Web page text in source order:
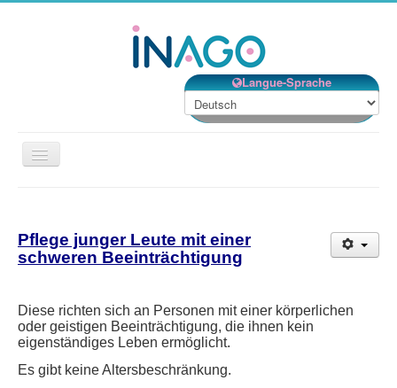
Langue-Sprache
Navigation
an/aus
Unsere Dienstleistungen
Ehrenamt
Kontakt
Jobs
Pflege junger Leute mit einer
schweren Beeinträchtigung
Diese richten sich an Personen mit einer körperlichen
oder geistigen Beeinträchtigung, die ihnen kein
eigenständiges Leben ermöglicht.
Es gibt keine Altersbeschränkung.